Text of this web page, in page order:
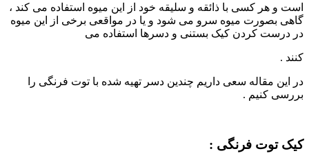
است و هر کسی با ذائقه و سلیقه خود از این میوه استفاده می کند ،
گاهی بصورت میوه سرو می شود و یا در مواقعی برخی از این میوه
در درست کردن کیک بستنی و دسرها استفاده می
کنند .
در این مقاله سعی داریم چندین دسر تهیه شده با توت فرنگی را
بررسی کنیم .
کیک توت فرنگی :